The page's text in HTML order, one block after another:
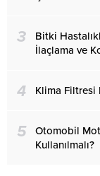
3
Bitki
İlaçlama ve
4 Klima Filtresi
5
Otomobil
Kullanılmalı?